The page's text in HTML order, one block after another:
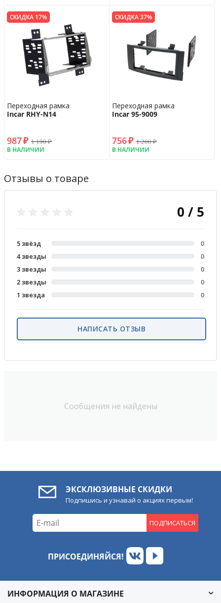
СКИДКА 17%
Переходная рамка
Incar RHY-N14
987₽ 1 190₽
В НАЛИЧИИ
СКИДКА 37%
Переходная рамка
Incar 95-9009
756₽ 1 200₽
В НАЛИЧИИ
Отзывы о товаре
Сообщения не найдены
0 / 5
5 звёзд
0
4 звезды
0
3 звезды
0
2 звезды
0
1 звезда
0
НАПИСАТЬ ОТЗЫВ
ЭКСКЛЮЗИВНЫЕ СКИДКИ
Подпишись и узнавай о акциях первым!
ПОДПИСАТЬСЯ
ПРИСОЕДИНЯЙСЯ!
ИНФОРМАЦИЯ О МАГАЗИНЕ